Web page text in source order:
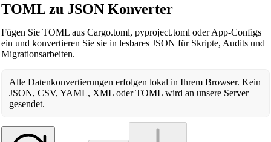
TOML zu JSON Konverter
Fügen Sie TOML aus Cargo.toml, pyproject.toml oder App-Configs
ein und konvertieren Sie sie in lesbares JSON für Skripte, Audits und
Migrationsarbeiten.
Alle Datenkonvertierungen erfolgen lokal in Ihrem Browser. Kein
JSON, CSV, YAML, XML oder TOML wird an unsere Server
gesendet.